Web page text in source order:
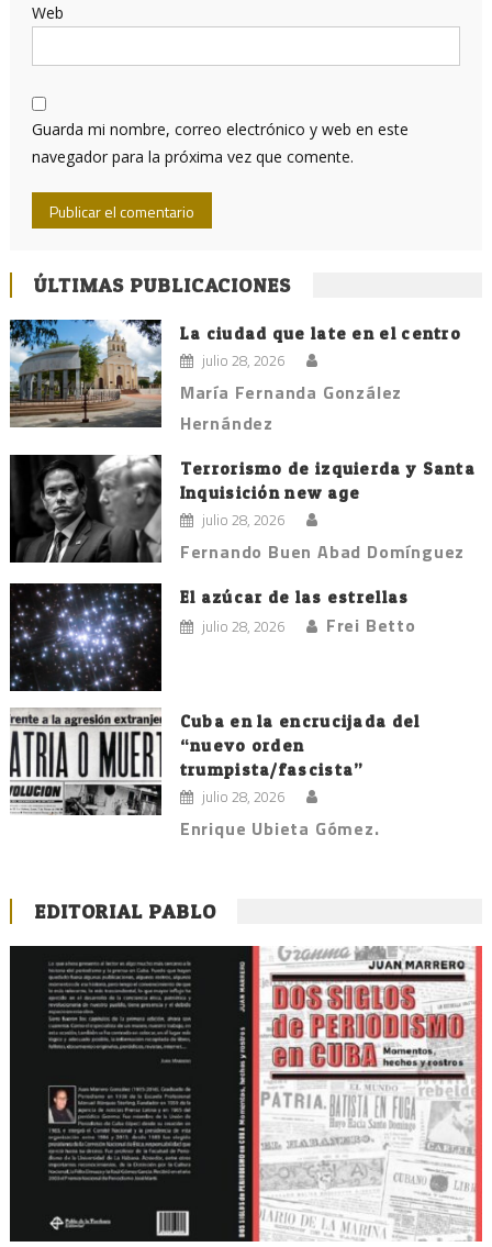
Web
Guarda mi nombre, correo electrónico y web en este
navegador para la próxima vez que comente.
ÚLTIMAS PUBLICACIONES
La ciudad que late en el centro
julio 28, 2026
María Fernanda González
Hernández
Terrorismo de izquierda y Santa
Inquisición new age
julio 28, 2026
Fernando Buen Abad Domínguez
El azúcar de las estrellas
julio 28, 2026 Frei Betto
Cuba en la encrucijada del
“nuevo orden
trumpista/fascista”
julio 28, 2026
Enrique Ubieta Gómez.
EDITORIAL PABLO